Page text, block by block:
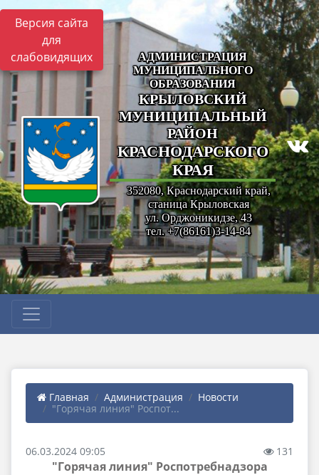
Версия сайта
для
слабовидящих
АДМИНИСТРАЦИЯ
МУНИЦИПАЛЬНОГО
ОБРАЗОВАНИЯ
КРЫЛОВСКИЙ
МУНИЦИПАЛЬНЫЙ
РАЙОН
КРАСНОДАРСКОГО
КРАЯ
352080, Краснодарский край,
станица Крыловская
ул. Орджоникидзе, 43
тел. +7(86161)3-14-84
Главная Администрация
Новости
"Горячая линия" Роспот...
06.03.2024 09:05 131
"Горячая линия" Роспотребнадзора